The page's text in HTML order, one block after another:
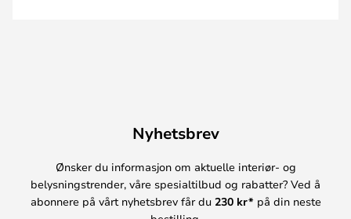
Nyhetsbrev
Ønsker du informasjon om aktuelle interiør- og
belysningstrender, våre spesialtilbud og rabatter? Ved å
abonnere på vårt nyhetsbrev får du 230 kr* på din neste